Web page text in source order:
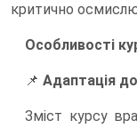
критично
Особливості
📌 Адаптація
Зміст курсу